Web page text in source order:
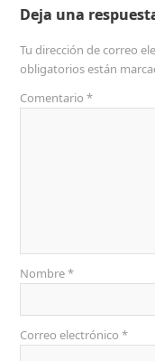
Deja una
Tu dirección de correo
obligatorios están
Comentario*
Nombre*
Correo electrónico*